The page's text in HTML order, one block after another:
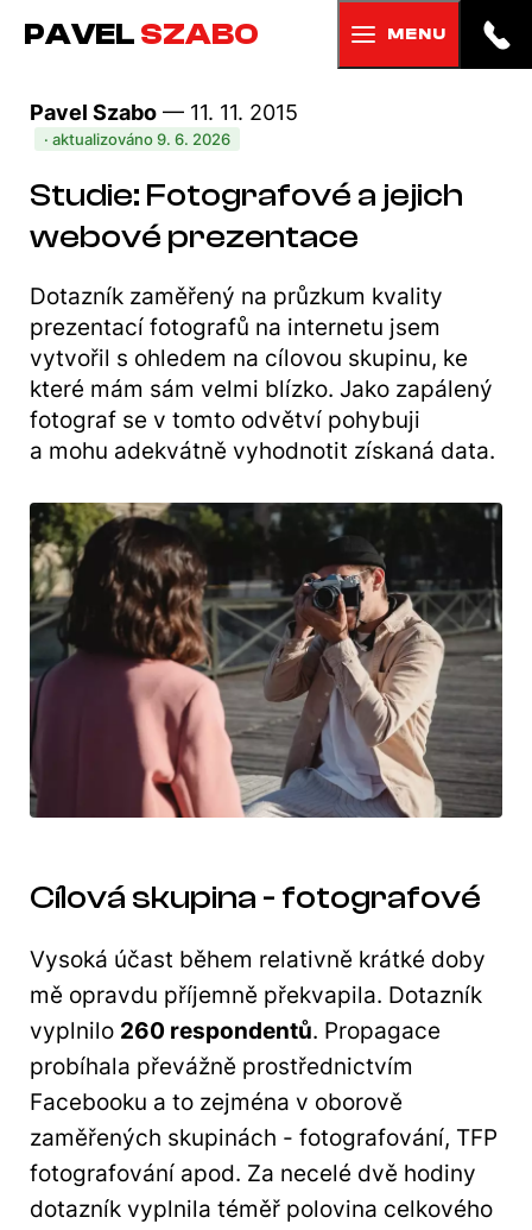
PAVEL SZABO MENU
Pavel Szabo — 11. 11. 2015
· aktualizováno 9. 6. 2026
Studie: Fotografové a jejich
webové prezentace
Dotazník zaměřený na průzkum kvality
prezentací fotografů na internetu jsem
vytvořil s ohledem na cílovou skupinu, ke
které mám sám velmi blízko. Jako zapálený
fotograf se v tomto odvětví pohybuji
a mohu adekvátně vyhodnotit získaná data.
Cílová skupina - fotografové
Vysoká účast během relativně krátké doby
mě opravdu příjemně překvapila. Dotazník
vyplnilo 260 respondentů. Propagace
probíhala převážně prostřednictvím
Facebooku a to zejména v oborově
zaměřených skupinách - fotografování, TFP
fotografování apod. Za necelé dvě hodiny
dotazník vyplnila téměř polovina celkového